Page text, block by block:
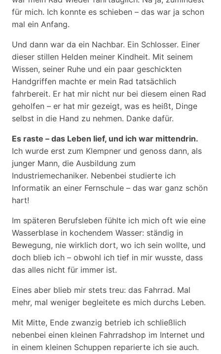
für mich. Ich konnte es schieben – das war ja schon
mal ein Anfang.
Und dann war da ein Nachbar. Ein Schlosser. Einer
dieser stillen Helden meiner Kindheit. Mit seinem
Wissen, seiner Ruhe und ein paar geschickten
Handgriffen machte er mein Rad tatsächlich
fahrbereit. Er hat mir nicht nur bei diesem einen Rad
geholfen – er hat mir gezeigt, was es heißt, Dinge
selbst in die Hand zu nehmen. Danke dafür.
Es raste – das Leben lief, und ich war mittendrin.
Ich wurde erst zum Klempner und genoss dann, als
junger Mann, die Ausbildung zum
Industriemechaniker. Nebenbei studierte ich
Informatik an einer Fernschule – das war ganz schön
hart!
Im späteren Berufsleben fühlte ich mich oft wie eine
Wasserblase in kochendem Wasser: ständig in
Bewegung, nie wirklich dort, wo ich sein wollte, und
doch blieb ich – obwohl ich tief in mir wusste, dass
das alles nicht für immer ist.
Eines aber blieb mir stets treu: das Fahrrad. Mal
mehr, mal weniger begleitete es mich durchs Leben.
Mit Mitte, Ende zwanzig betrieb ich schließlich
nebenbei einen kleinen Fahrradshop im Internet und
in einem kleinen Schuppen reparierte ich sie auch.